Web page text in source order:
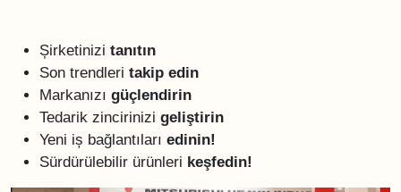
Șirketinizi tanıtın
Son trendleri takip edin
Markanızı güçlendirin
Tedarik zincirinizi geliştirin
Yeni iș bağlantıları edinin!
Sürdürülebilir ürünleri keşfedin!